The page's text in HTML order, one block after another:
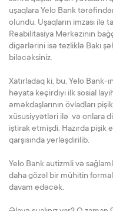
uşaqlara Yelo Bank
olundu. Uşaqların imzası ilə
Reabilitasiya Mərkəzinin
digərlərini isə tezliklə Bakı
biləcəksiniz.
Xatırladaq ki, bu, Yelo Bank-
həyata keçirdiyi ilk sosial
əməkdaşlarının övladları
xüsusiyyətləri ilə və onlara
iştirak etmişdi. Hazırda
qarşısında yerləşdirilib.
Yelo Bank autizmli və
daha gözəl bir mühitin
davam edəcək.